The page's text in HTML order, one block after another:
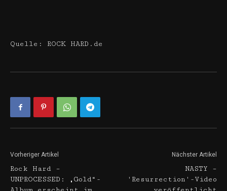
Quelle: ROCK HARD.de
Vorheriger Artikel
Rock Hard –
UNPROCESSED: „Gold“-
Nächster Artikel
NASTY –
'Resurrection'-Video